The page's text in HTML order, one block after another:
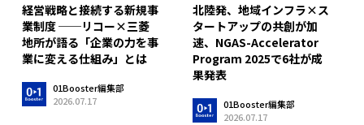
経営戦略と接続する新規事
業制度 ──リコー×三菱
地所が語る「企業の力を事
業に変える仕組み」とは
01Booster編集部
2026.07.17
北陸発、地域インフラ×ス
タートアップの共創が加
速、NGAS-Accelerator
Program 2025で6社が成
果発表
01Booster編集部
2026.07.17